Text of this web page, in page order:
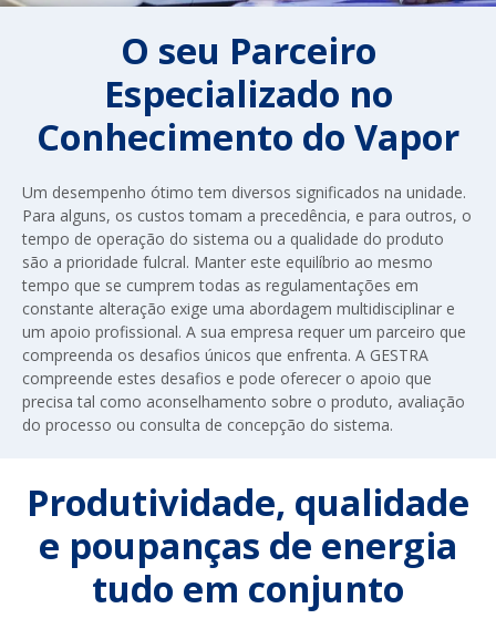
O seu Parceiro
Especializado no
Conhecimento do Vapor
Um desempenho ótimo tem diversos significados na unidade.
Para alguns, os custos tomam a precedência, e para outros, o
tempo de operação do sistema ou a qualidade do produto
são a prioridade fulcral. Manter este equilíbrio ao mesmo
tempo que se cumprem todas as regulamentações em
constante alteração exige uma abordagem multidisciplinar e
um apoio profissional. A sua empresa requer um parceiro que
compreenda os desafios únicos que enfrenta. A GESTRA
compreende estes desafios e pode oferecer o apoio que
precisa tal como aconselhamento sobre o produto, avaliação
do processo ou consulta de concepção do sistema.
Produtividade, qualidade
e poupanças de energia
tudo em conjunto